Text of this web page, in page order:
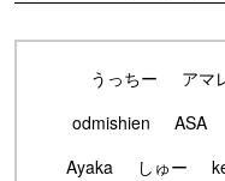
うっちー アマ
odmishien
ASA
Ayaka
しゅー